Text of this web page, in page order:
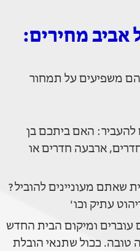
אביב מחירים:
משפיעים על תמחור
האם ביתכם בן
ארבעה חדרים או
שאתם מעוניינים להוביל?
עתיק וכו'
ומיקום הבית החדש
טובה. ככול שתנאי הובלת